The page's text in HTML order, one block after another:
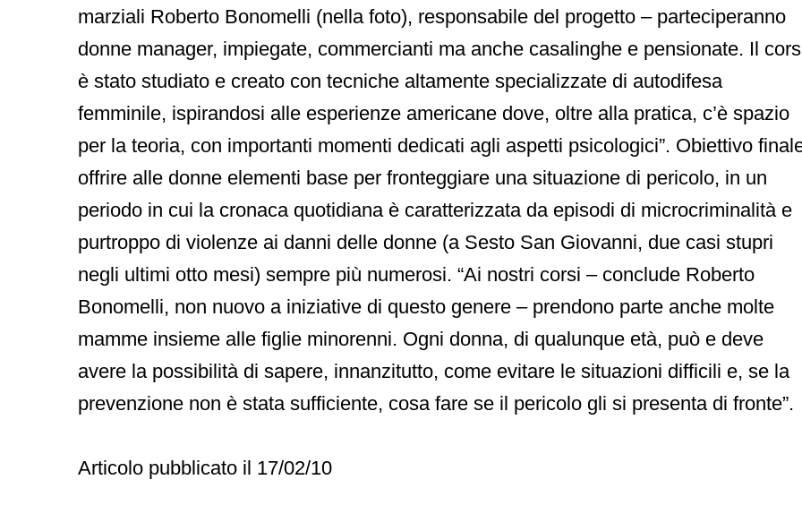
marziali Roberto Bonomelli (nella foto), responsabile del progetto – parteciperanno
donne manager, impiegate, commercianti ma anche casalinghe e pensionate. Il
è stato studiato e creato con tecniche altamente specializzate di autodifesa
femminile, ispirandosi alle esperienze americane dove, oltre alla pratica, c’è spazio
per la teoria, con importanti momenti dedicati agli aspetti psicologici”. Obiettivo
offrire alle donne elementi base per fronteggiare una situazione di pericolo, in un
periodo in cui la cronaca quotidiana è caratterizzata da episodi di microcriminalità e
purtroppo di violenze ai danni delle donne (a Sesto San Giovanni, due casi stupri
negli ultimi otto mesi) sempre più numerosi. “Ai nostri corsi – conclude Roberto
Bonomelli, non nuovo a iniziative di questo genere – prendono parte anche molte
mamme insieme alle figlie minorenni. Ogni donna, di qualunque età, può e deve
avere la possibilità di sapere, innanzitutto, come evitare le situazioni difficili e, se la
prevenzione non è stata sufficiente, cosa fare se il pericolo gli si presenta di fronte”.
Articolo pubblicato il 17/02/10